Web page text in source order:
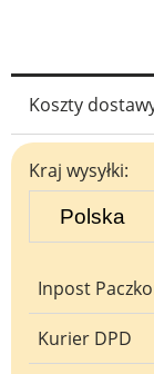
Koszty
Cena nie zawiera
Kraj wysyłki:
Inpost
Kurier DPD